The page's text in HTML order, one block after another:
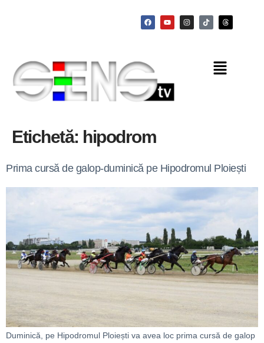
Etichetă: hipodrom
Prima cursă de galop-duminică pe Hipodromul Ploiești
Duminică, pe Hipodromul Ploiești va avea loc prima cursă de galop